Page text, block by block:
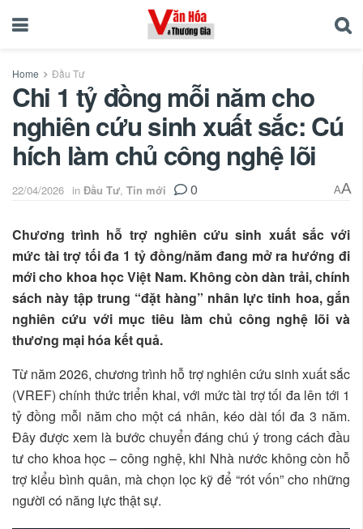
Home Đầu Tư
Chi 1 tỷ đồng mỗi năm cho
nghiên cứu sinh xuất sắc: Cú
hích làm chủ công nghệ lõi
22/04/2026 in Đầu Tư, Tin mới 0 AA
Chương trình hỗ trợ nghiên cứu sinh xuất sắc với
mức tài trợ tối đa 1 tỷ đồng/năm đang mở ra hướng đi
mới cho khoa học Việt Nam. Không còn dàn trải, chính
sách này tập trung “đặt hàng” nhân lực tinh hoa, gắn
nghiên cứu với mục tiêu làm chủ công nghệ lõi và
thương mại hóa kết quả.
Từ năm 2026, chương trình hỗ trợ nghiên cứu sinh xuất sắc
(VREF) chính thức triển khai, với mức tài trợ tối đa lên tới 1
tỷ đồng mỗi năm cho một cá nhân, kéo dài tối đa 3 năm.
Đây được xem là bước chuyển đáng chú ý trong cách đầu
tư cho khoa học – công nghệ, khi Nhà nước không còn hỗ
trợ kiểu bình quân, mà chọn lọc kỹ để “rót vốn” cho những
người có năng lực thật sự.